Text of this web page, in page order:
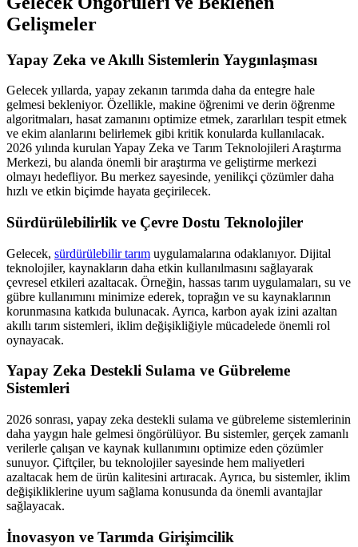
Gelişmeler
Yapay Zeka ve Akıllı Sistemlerin Yaygınlaşması
Gelecek yıllarda, yapay zekanın tarımda daha da entegre hale
gelmesi bekleniyor. Özellikle, makine öğrenimi ve derin öğrenme
algoritmaları, hasat zamanını optimize etmek, zararlıları tespit etmek
ve ekim alanlarını belirlemek gibi kritik konularda kullanılacak.
2026 yılında kurulan Yapay Zeka ve Tarım Teknolojileri Araştırma
Merkezi, bu alanda önemli bir araştırma ve geliştirme merkezi
olmayı hedefliyor. Bu merkez sayesinde, yenilikçi çözümler daha
hızlı ve etkin biçimde hayata geçirilecek.
Sürdürülebilirlik ve Çevre Dostu Teknolojiler
Gelecek, sürdürülebilir tarım uygulamalarına odaklanıyor. Dijital
teknolojiler, kaynakların daha etkin kullanılmasını sağlayarak
çevresel etkileri azaltacak. Örneğin, hassas tarım uygulamaları, su ve
gübre kullanımını minimize ederek, toprağın ve su kaynaklarının
korunmasına katkıda bulunacak. Ayrıca, karbon ayak izini azaltan
akıllı tarım sistemleri, iklim değişikliğiyle mücadelede önemli rol
oynayacak.
Yapay Zeka Destekli Sulama ve Gübreleme
Sistemleri
2026 sonrası, yapay zeka destekli sulama ve gübreleme sistemlerinin
daha yaygın hale gelmesi öngörülüyor. Bu sistemler, gerçek zamanlı
verilerle çalışan ve kaynak kullanımını optimize eden çözümler
sunuyor. Çiftçiler, bu teknolojiler sayesinde hem maliyetleri
azaltacak hem de ürün kalitesini artıracak. Ayrıca, bu sistemler, iklim
değişikliklerine uyum sağlama konusunda da önemli avantajlar
sağlayacak.
İnovasyon ve Tarımda Girişimcilik